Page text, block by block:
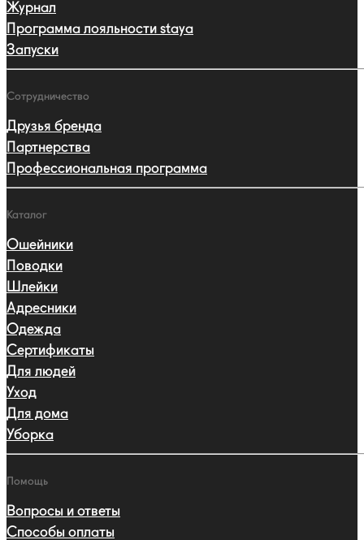
Журнал
Программа лояльности staya
Запуски
Сотрудничество
Друзья бренда
Партнерства
Профессиональная программа
Каталог
Ошейники
Поводки
Шлейки
Адресники
Одежда
Сертификаты
Для людей
Уход
Для дома
Уборка
Помощь
Вопросы и ответы
Способы оплаты